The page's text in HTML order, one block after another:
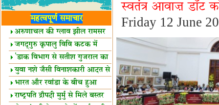
महत्वपूर्ण समाचार
अरुणाचल की ग्लाव झील रामसर
स्थल घोषित
जगद्गुरु कृपालु विवि कटक में
शैक्षिक सत्र शुरू
'डाक विभाग से सतीश गुजराल का
रिश्ता गहरा'
युवा नशे जैसी विनाशकारी आदत से
दूर रहें-मोदी
भारत और रवांडा के बीच हुआ
व्यापार विस्तार
राष्ट्रपति द्रौपदी मुर्मु से मिले बस्तर
स्वतंत्र आवाज़ डॉट
Friday 12 June